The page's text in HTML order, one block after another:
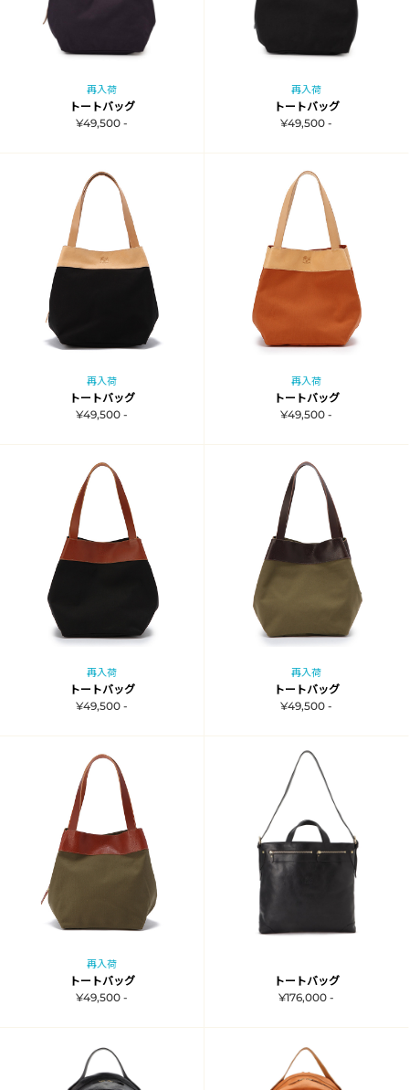
再入荷
トートバッグ
¥49,500 -
再入荷
トートバッグ
¥49,500 -
再入荷
トートバッグ
¥49,500 -
再入荷
トートバッグ
¥49,500 -
再入荷
トートバッグ
¥49,500 -
再入荷
トートバッグ
¥49,500 -
再入荷
トートバッグ
¥49,500 -
トートバッグ
¥176,000 -